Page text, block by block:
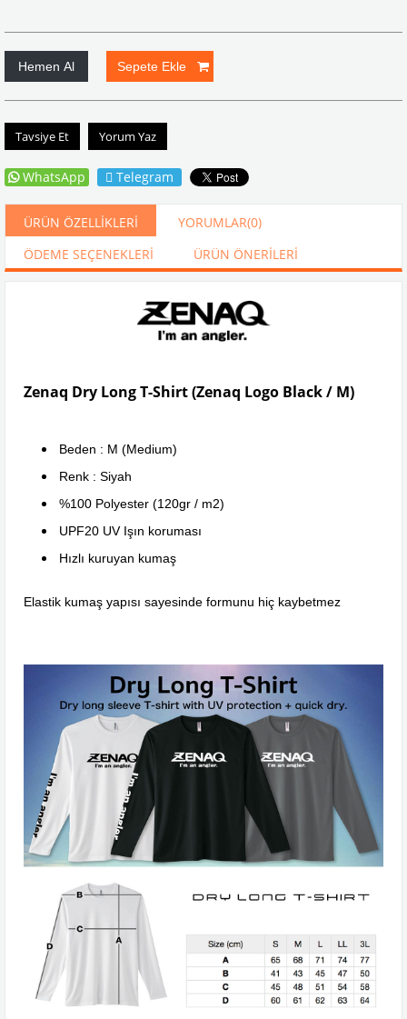
Tavsiye Et Yorum Yaz
WhatsApp Telegram
ÜRÜN ÖZELLIKLERI YORUMLAR(0)
ÖDEME SEÇENEKLERI
ÜRÜN ÖNERILERI
Zenaq Dry Long T-Shirt (Zenaq Logo Black / M)
Beden : M (Medium)
Renk : Siyah
%100 Polyester (120gr / m2)
UPF20 UV Işın koruması
Hızlı kuruyan kumaş
Elastik kumaş yapısı sayesinde formunu hiç kaybetmez